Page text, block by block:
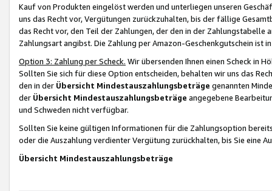
Kauf von Produkten eingelöst werden und unterliegen unseren
uns das Recht vor, Vergütungen zurückzuhalten, bis der fällige
das Recht vor, den Teil der Zahlungen, der den in der
Zahlungsart angibst. Die Zahlung per Amazon-Geschenkgutschein ist
Option 3: Zahlung per Scheck. Wir übersenden Ihnen einen Scheck in
Sollten Sie sich für diese Option entscheiden, behalten wir uns das
den in der Übersicht Mindestauszahlungsbeträge genannten
der Übersicht Mindestauszahlungsbeträge angegebene
und Schweden nicht verfügbar.
Sollten Sie keine gültigen Informationen für die Zahlungsoption
oder die Auszahlung verdienter Vergütung zurückhalten, bis Sie
Übersicht Mindestauszahlungsbeträge